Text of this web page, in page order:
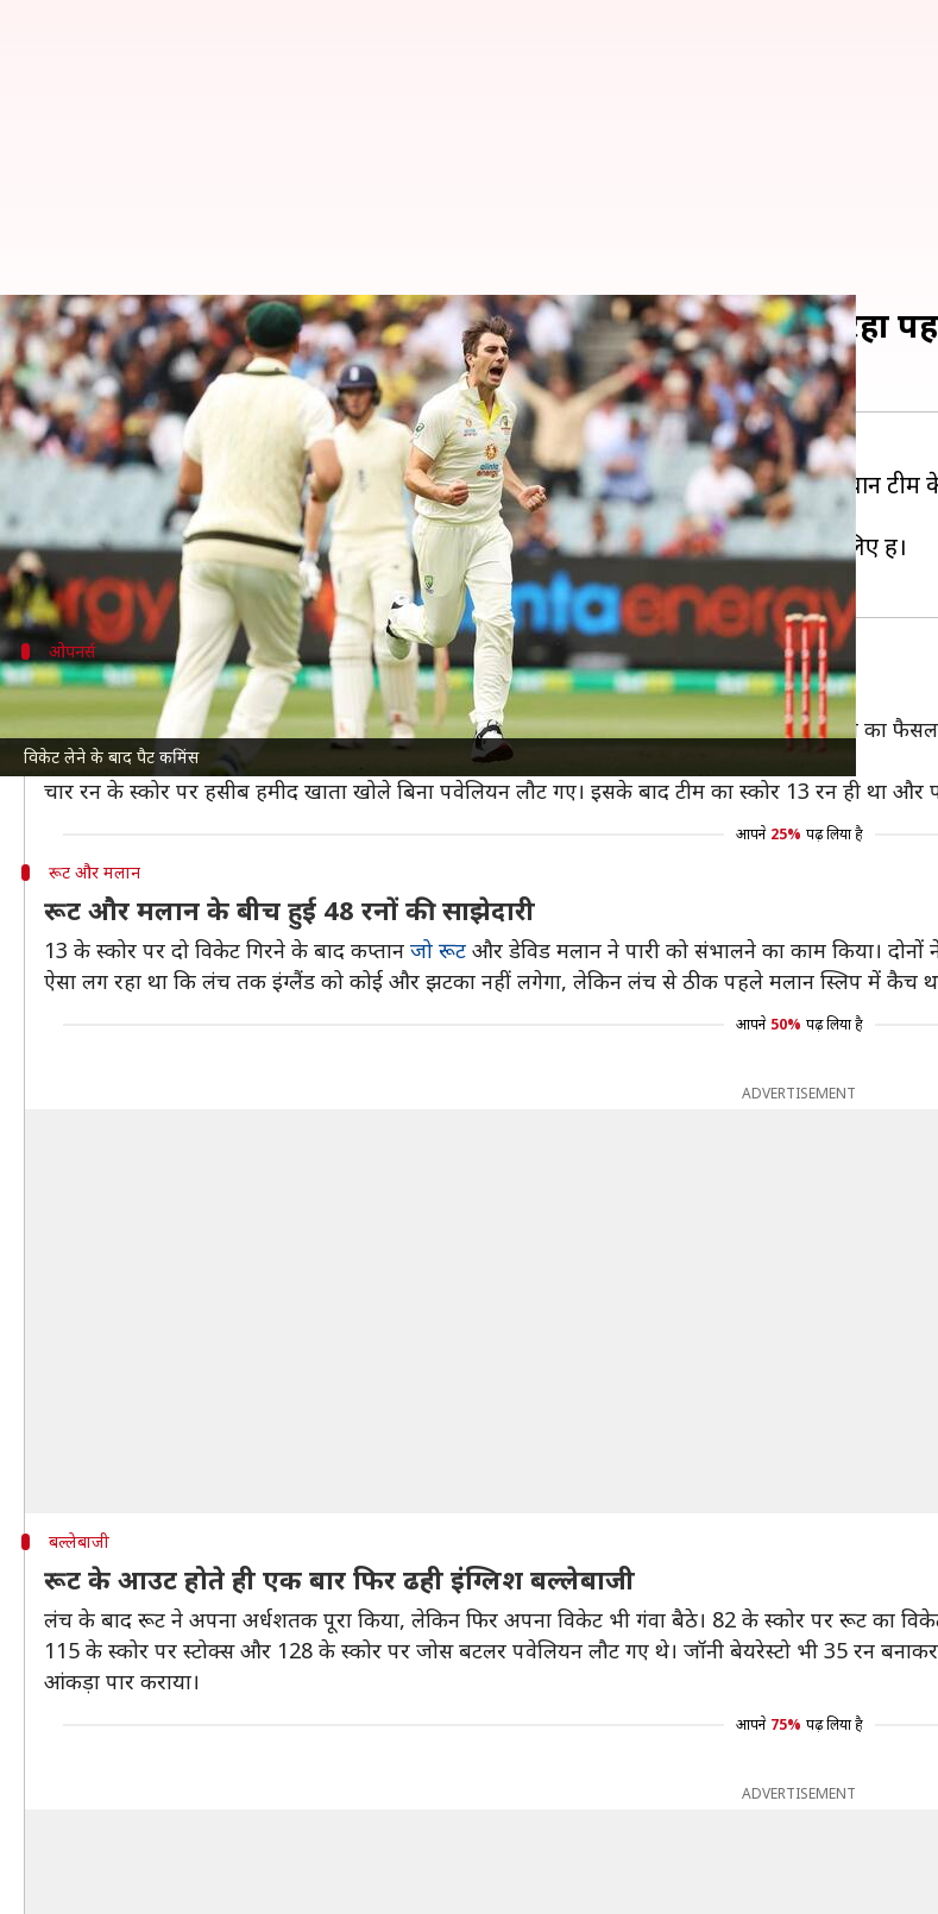
विकेट लेने के बाद पैट कमिंस
एशेज 2021-22, तीसरा टेस्ट: मजबूूत स्थिति में ऑस्ट्रेलिया, ऐसा रहा
लेखन Neeraj Pandey Dec 26, 2021 01:32 pm
क्या है खबर?
ऑस्ट्रेलिया और इंग्लैंड के बीच खेले जा रहे तीसरेएशेजटेस्ट के पहले दिन का खेल पूरी तरह से मेजबान टीम
पर समाप्त हुई थी।
इसके जवाब में दिन का खेल समाप्त होने तक ऑस्ट्रेलिया ने एक विकेट के नुकसान पर 61 रन बना लिए हैं।
ओपनर्स
एक बार फिर इंग्लैंड को अच्छी शुरुआत नहीं दिला सके ओपनर्स
पहले दो मैचों में ओपनर्स से अच्छी शुरुआत नहीं मिलने के कारणइंग्लैंडने इस मैच में ओपनिंग जोड़ी बदलने का फैसला
सका।
चार रन के स्कोर पर हसीब हमीद खाता खोले बिना पवेलियन लौट गए। इसके बाद टीम का स्कोर 13 रन ही था
आपने 25% पढ़ लिया है
रूट और मलान
रूट और मलान के बीच हुई 48 रनों की साझेदारी
13 के स्कोर पर दो विकेट गिरने के बाद कप्तान जो रूट और डेविड मलान ने पारी को संभालने का काम किया। दोनों
ऐसा लग रहा था कि लंच तक इंग्लैंड को कोई और झटका नहीं लगेगा, लेकिन लंच से ठीक पहले मलान स्लिप में कैच
आपने 50% पढ़ लिया है
ADVERTISEMENT
बल्लेबाजी
रूट के आउट होते ही एक बार फिर ढही इंग्लिश बल्लेबाजी
लंच के बाद रूट ने अपना अर्धशतक पूरा किया, लेकिन फिर अपना विकेट भी गंवा बैठे। 82 के स्कोर पर रूट का
115 के स्कोर पर स्टोक्स और 128 के स्कोर पर जोस बटलर पवेलियन लौट गए थे। जॉनी बेयरेस्टो भी 35 रन
आंकड़ा पार कराया।
आपने 75% पढ़ लिया है
ADVERTISEMENT